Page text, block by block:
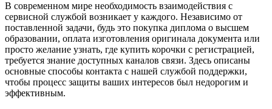
В современном мире необходимость взаимодействия с
сервисной службой возникает у каждого. Независимо от
поставленной задачи, будь это покупка диплома о высшем
образовании, оплата изготовления оригинала документа или
просто желание узнать, где купить корочки с регистрацией,
требуется знание доступных каналов связи. Здесь описаны
основные способы контакта с нашей службой поддержки,
чтобы процесс защиты ваших интересов был недорогим и
эффективным.